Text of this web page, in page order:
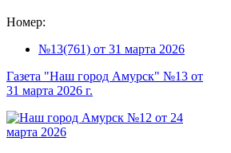
Номер:
№13(761) от 31 марта 2026
Газета "Наш город Амурск" №13 от
31 марта 2026 г.